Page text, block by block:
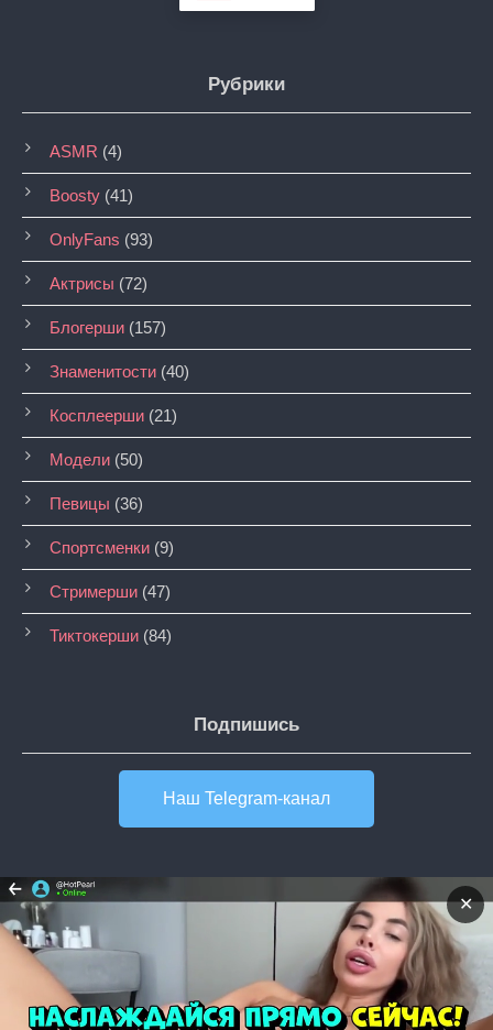
Рубрики
ASMR (4)
Boosty (41)
OnlyFans (93)
Актрисы (72)
Блогерши (157)
Знаменитости (40)
Косплеерши (21)
Модели (50)
Певицы (36)
Спортсменки (9)
Стримерши (47)
Тиктокерши (84)
Подпишись
Наш Telegram-канал
Раздеть любую девушку
✕